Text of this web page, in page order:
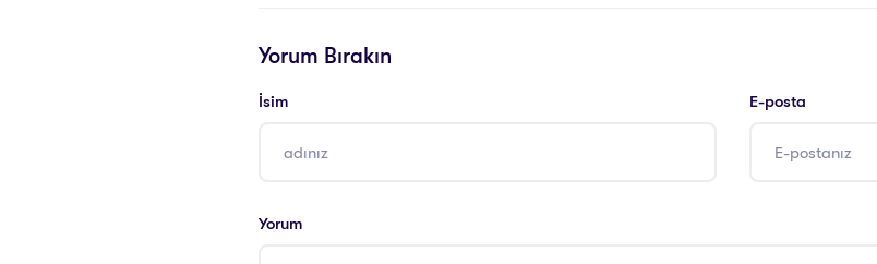
Yorum Bırakın
İsim E-posta
Yorum